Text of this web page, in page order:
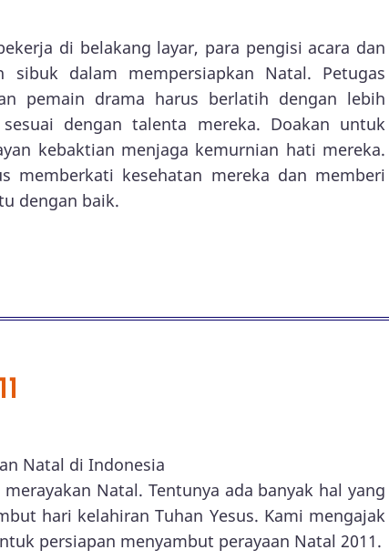
di belakang layar, para pengisi acara dan
sibuk dalam mempersiapkan Natal. Petugas
pemain drama harus berlatih dengan lebih
dengan talenta mereka. Doakan untuk
kebaktian menjaga kemurnian hati mereka.
memberkati kesehatan mereka dan memberi
dengan baik.
Natal di Indonesia
Natal. Tentunya ada banyak hal yang
hari kelahiran Tuhan Yesus. Kami mengajak
persiapan menyambut perayaan Natal 2011.